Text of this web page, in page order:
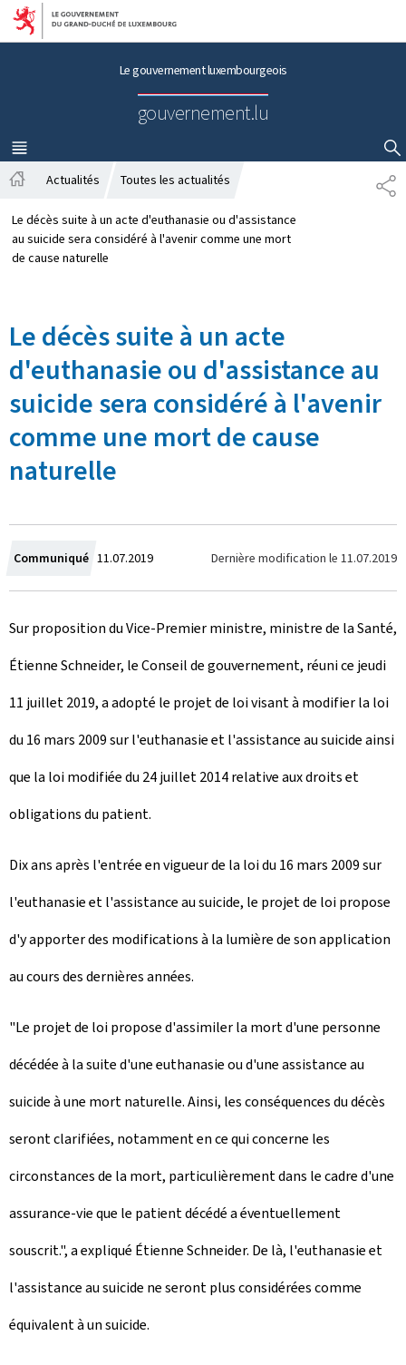
Aller au menu principal
Aller au contenu
Le gouvernement luxembourgeois
gouvernement.lu
MENU
PRINCIPAL
AFFICHER / MASQUER LA RECHERCHE
P
A
c
c
u
Actualités Toutes les actualités
Le décès suite à un acte d'euthanasie ou d'assistance
au suicide sera considéré à l'avenir comme une mort
de cause naturelle
Le décès suite à un acte
d'euthanasie ou d'assistance au
suicide sera considéré à l'avenir
comme une mort de cause
naturelle
Communiqué C
r
é
e
l
e
11.07.2019 Dernière modification le 11.07.2019
Sur proposition du Vice-Premier ministre, ministre de la Santé,
Étienne Schneider, le Conseil de gouvernement, réuni ce jeudi
11 juillet 2019, a adopté le projet de loi visant à modifier la loi
du 16 mars 2009 sur l'euthanasie et l'assistance au suicide ainsi
que la loi modifiée du 24 juillet 2014 relative aux droits et
obligations du patient.
Dix ans après l'entrée en vigueur de la loi du 16 mars 2009 sur
l'euthanasie et l'assistance au suicide, le projet de loi propose
d'y apporter des modifications à la lumière de son application
au cours des dernières années.
"Le projet de loi propose d'assimiler la mort d'une personne
décédée à la suite d'une euthanasie ou d'une assistance au
suicide à une mort naturelle. Ainsi, les conséquences du décès
seront clarifiées, notamment en ce qui concerne les
circonstances de la mort, particulièrement dans le cadre d'une
assurance-vie que le patient décédé a éventuellement
souscrit.", a expliqué Étienne Schneider. De là, l'euthanasie et
l'assistance au suicide ne seront plus considérées comme
équivalent à un suicide.